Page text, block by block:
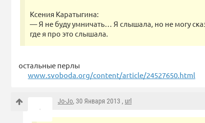
Ксения Каратыгина:
— Я не буду умничать… Я слышала, но не могу
где я про это слышала.
остальные перлы
www.svoboda.org/content/article/24527650.html
Jo-Jo, 30 Января 2013 , url